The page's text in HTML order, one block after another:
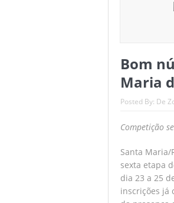
Bom
Maria
Posted By: De
Competição
Santa Maria/
sexta etapa
dia 23 a 25
inscrições já